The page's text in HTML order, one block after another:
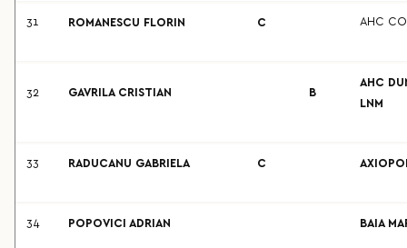
31 ROMANESCU FLORIN C AHC
32 GAVRILA CRISTIAN B
AHC
LNM
33 RADUCANU GABRIELA C
34 POPOVICI ADRIAN BAIA